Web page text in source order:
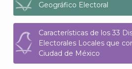
Geográfico Electoral
Características de los 33
Electorales Locales que
Ciudad de México